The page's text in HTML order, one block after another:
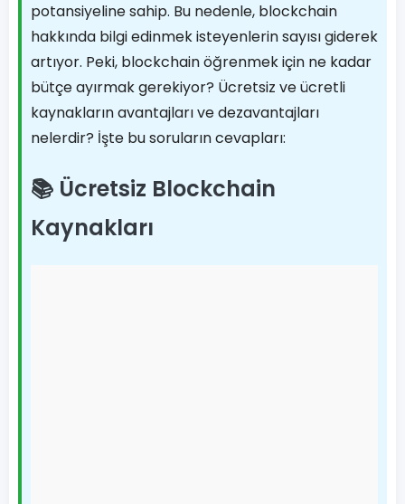
potansiyeline sahip. Bu nedenle, blockchain
hakkında bilgi edinmek isteyenlerin sayısı giderek
artıyor. Peki, blockchain öğrenmek için ne kadar
bütçe ayırmak gerekiyor? Ücretsiz ve ücretli
kaynakların avantajları ve dezavantajları
nelerdir? İşte bu soruların cevapları:
📚 Ücretsiz Blockchain
Kaynakları